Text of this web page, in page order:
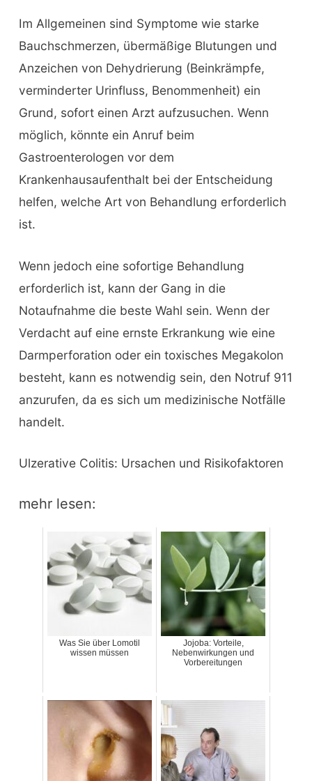
Im Allgemeinen sind Symptome wie starke
Bauchschmerzen, übermäßige Blutungen und
Anzeichen von Dehydrierung (Beinkrämpfe,
verminderter Urinfluss, Benommenheit) ein
Grund, sofort einen Arzt aufzusuchen. Wenn
möglich, könnte ein Anruf beim
Gastroenterologen vor dem
Krankenhausaufenthalt bei der Entscheidung
helfen, welche Art von Behandlung erforderlich
ist.
Wenn jedoch eine sofortige Behandlung
erforderlich ist, kann der Gang in die
Notaufnahme die beste Wahl sein. Wenn der
Verdacht auf eine ernste Erkrankung wie eine
Darmperforation oder ein toxisches Megakolon
besteht, kann es notwendig sein, den Notruf 911
anzurufen, da es sich um medizinische Notfälle
handelt.
Ulzerative Colitis: Ursachen und Risikofaktoren
mehr lesen:
Was Sie über Lomotil
wissen müssen
Jojoba: Vorteile,
Nebenwirkungen und
Vorbereitungen